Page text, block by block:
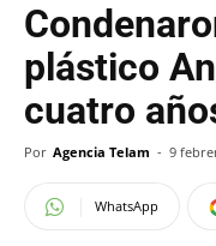
plástico
cuatro
Por Agencia Telam - 9
WhatsApp